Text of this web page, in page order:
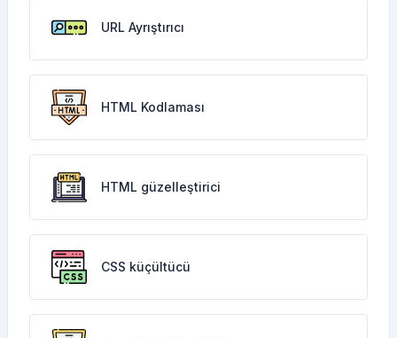
URL Ayrıştırıcı
HTML Kodlaması
HTML güzelleştirici
CSS küçültücü